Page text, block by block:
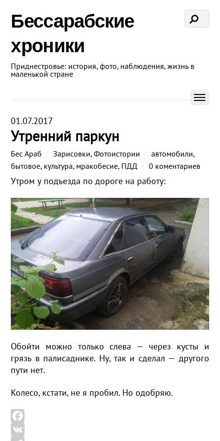
Бессарабские
хроники
Приднестровье: история, фото, наблюдения, жизнь в
маленькой стране
01.07.2017
Утренний паркун
Бес Араб Зарисовки,Фотоистории автомобили,
бытовое, культура, мракобесие, ПДД 0 коментариев
Утром у подъезда по дороге на работу:
Обойти можно только слева — через кусты и
грязь в палисаднике. Ну, так и сделал — другого
пути нет.
Колесо, кстати, не я пробил. Но одобряю.
F